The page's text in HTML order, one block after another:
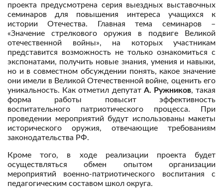
проекта предусмотрена серия выездных выставочных
семинаров для повышения интереса учащихся к
истории Отечества. Главная тема семинаров –
«Значение стрелкового оружия в подвиге Великой
отечественной войны», на которых участникам
представится возможность не только ознакомиться с
экспонатами, получить новые знания, умения и навыки,
но и в совместном обсуждении понять, какое значение
они имели в Великой Отечественной войне, оценить его
уникальность. Как отметил депутат А. Ружников, такая
форма работы повысит эффективность
воспитательного патриотического процесса. При
проведении мероприятий будут использованы макеты
исторического оружия, отвечающие требованиям
законодательства РФ.
Кроме того, в ходе реализации проекта будет
осуществляться обмен опытом организации
мероприятий военно-патриотического воспитания с
педагогическим составом школ округа.